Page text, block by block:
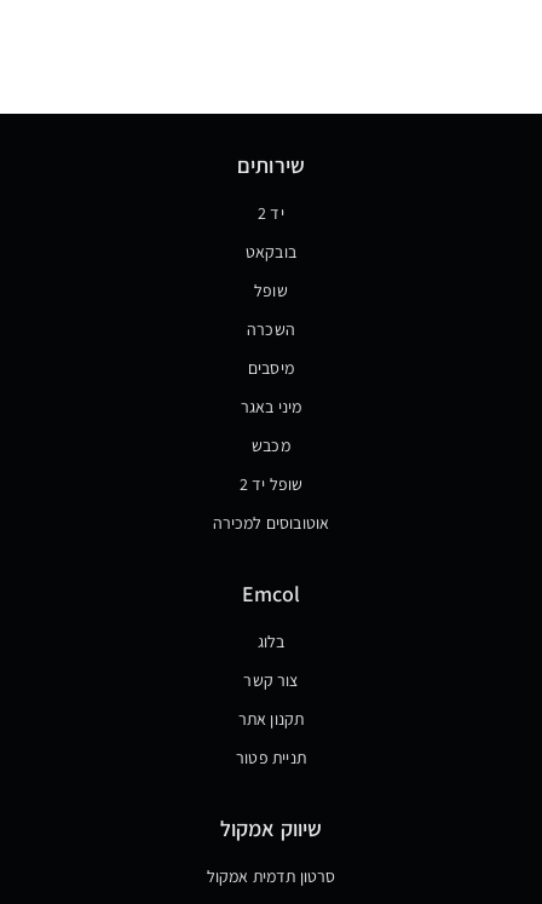
שירותים
יד 2
בובקאט
שופל
השכרה
מיסבים
מיני באגר
מכבש
שופל יד 2
אוטובוסים למכירה
Emcol
בלוג
צור קשר
תקנון אתר
תניית פטור
שיווק אמקול
סרטון תדמית אמקול